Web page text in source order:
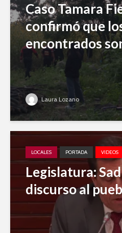
Caso Tamara
confirmó que
encontrados
Laura Lozano
LOCALES PORTADA VIDEOS
Legislatura:
discurso al